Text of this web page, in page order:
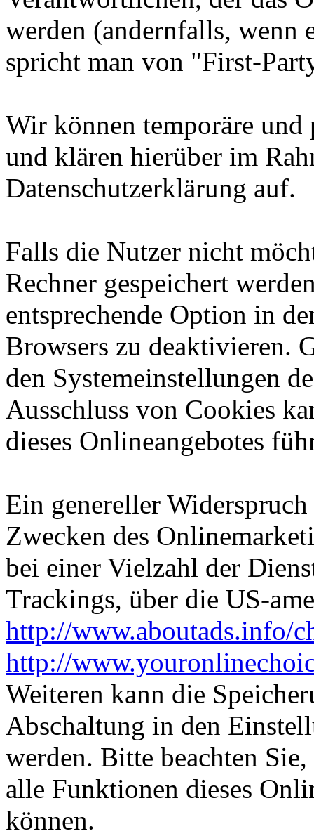
werden (andernfalls, wenn
spricht man von "First-
Wir können temporäre und
und klären hierüber im
Datenschutzerklärung auf.
Falls die Nutzer nicht
Rechner gespeichert
entsprechende Option in
Browsers zu deaktivieren.
den Systemeinstellungen
Ausschluss von Cookies
dieses Onlineangebotes
Ein genereller
Zwecken des
bei einer Vielzahl der
Trackings, über die US-
http://www.aboutads.info/
http://
Weiteren kann die
Abschaltung in den
werden. Bitte beachten
alle Funktionen dieses
können.